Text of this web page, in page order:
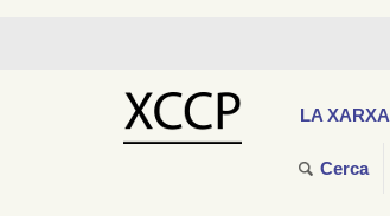
LA XARXA
Cerca